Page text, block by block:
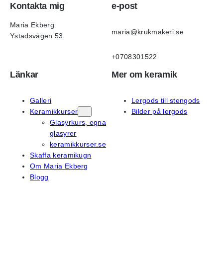
Kontakta mig
Maria Ekberg
Ystadsvägen 53
e-post
maria@krukmakeri.se
+0708301522
Länkar
Galleri
Keramikkurser
Glasyrkurs, egna
glasyrer
keramikkurser.se
Skaffa keramikugn
Om Maria Ekberg
Blogg
Mer om keramik
Lergods till stengods
Bilder på lergods